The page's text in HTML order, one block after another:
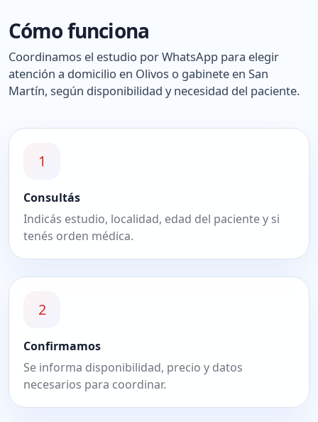
Cómo funciona
Coordinamos el estudio por WhatsApp para elegir
atención a domicilio en Olivos o gabinete en San
Martín, según disponibilidad y necesidad del paciente.
1
Consultás
Indicás estudio, localidad, edad del paciente y si
tenés orden médica.
2
Confirmamos
Se informa disponibilidad, precio y datos
necesarios para coordinar.